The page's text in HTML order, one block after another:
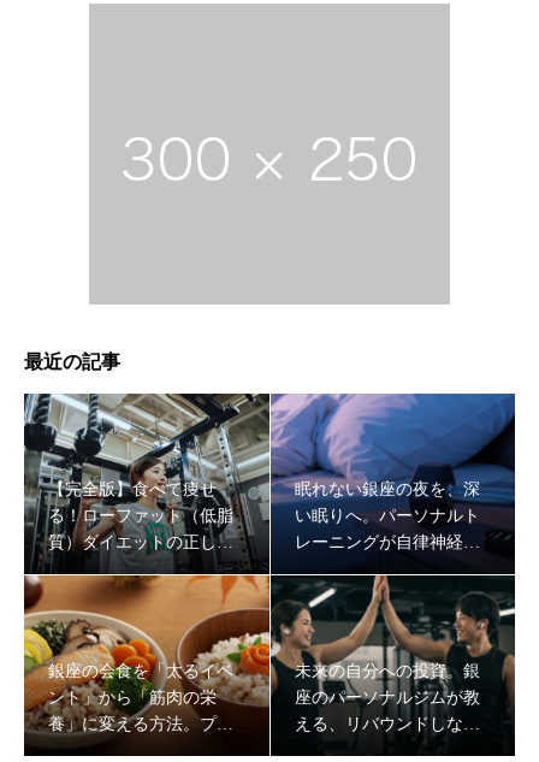
最近の記事
【完全版】食べて痩せ
る！ローファット（低脂
質）ダイエットの正しい
やり方と成功する食材選
眠れない銀座の夜を、深
い眠りへ。パーソナルト
レーニングが自律神経を
整え、最強の「脳の休
息」をもたらす理由
銀座の会食を「太るイベ
ント」から「筋肉の栄
養」に変える方法。プロ
が教えるスマートな外食
未来の自分への投資。銀
座のパーソナルジムが教
える、リバウンドしない
「一生モノの代謝」の作